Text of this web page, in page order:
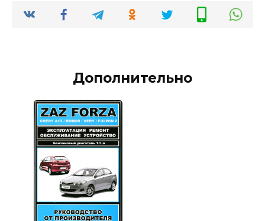
Дополнительно